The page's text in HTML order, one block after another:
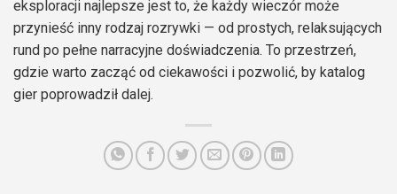
eksploracji najlepsze jest to, że każdy wieczór może
przynieść inny rodzaj rozrywki — od prostych, relaksujących
rund po pełne narracyjne doświadczenia. To przestrzeń,
gdzie warto zacząć od ciekawości i pozwolić, by katalog
gier poprowadził dalej.